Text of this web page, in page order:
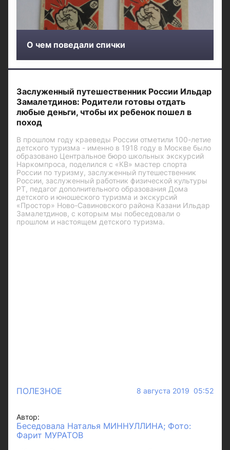
О чем поведали спички
Заслуженный путешественник России Ильдар
Замалетдинов: Родители готовы отдать
любые деньги, чтобы их ребенок пошел в
поход
В прошлом году краеведы России отметили 100-летие
детского туризма - именно в 1918 году в Москве было
образовано Центральное бюро школьных экскурсий
Наркомпроса, поделился с «КВ» мастер спорта
России по туризму, заслуженный путешественник
России, заслуженный работник физической культуры
РТ, педагог дополнительного образования Дома
детского и юношеского туризма и экскурсий
«Простор» Ново-Савиновского района Казани Ильдар
Замалетдинов, с которым мы побеседовали о
прошлом и настоящем детского туризма.
ПОЛЕЗНОЕ 8 августа 2019 05:52
Автор:
Беседовала Наталья МИННУЛЛИНА; Фото:
Фарит МУРАТОВ